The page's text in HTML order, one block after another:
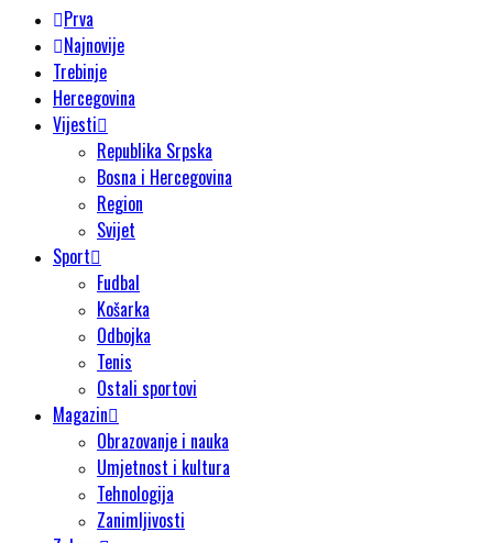
Prva
Najnovije
Trebinje
Hercegovina
Vijesti
Republika Srpska
Bosna i Hercegovina
Region
Svijet
Sport
Fudbal
Košarka
Odbojka
Tenis
Ostali sportovi
Magazin
Obrazovanje i nauka
Umjetnost i kultura
Tehnologija
Zanimljivosti